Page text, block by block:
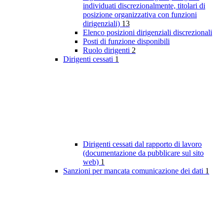
individuati discrezionalmente, titolari di
posizione organizzativa con funzioni
dirigenziali) 13
Elenco posizioni dirigenziali discrezionali
Posti di funzione disponibili
Ruolo dirigenti 2
Dirigenti cessati 1
Dirigenti cessati dal rapporto di lavoro
(documentazione da pubblicare sul sito
web) 1
Sanzioni per mancata comunicazione dei dati 1